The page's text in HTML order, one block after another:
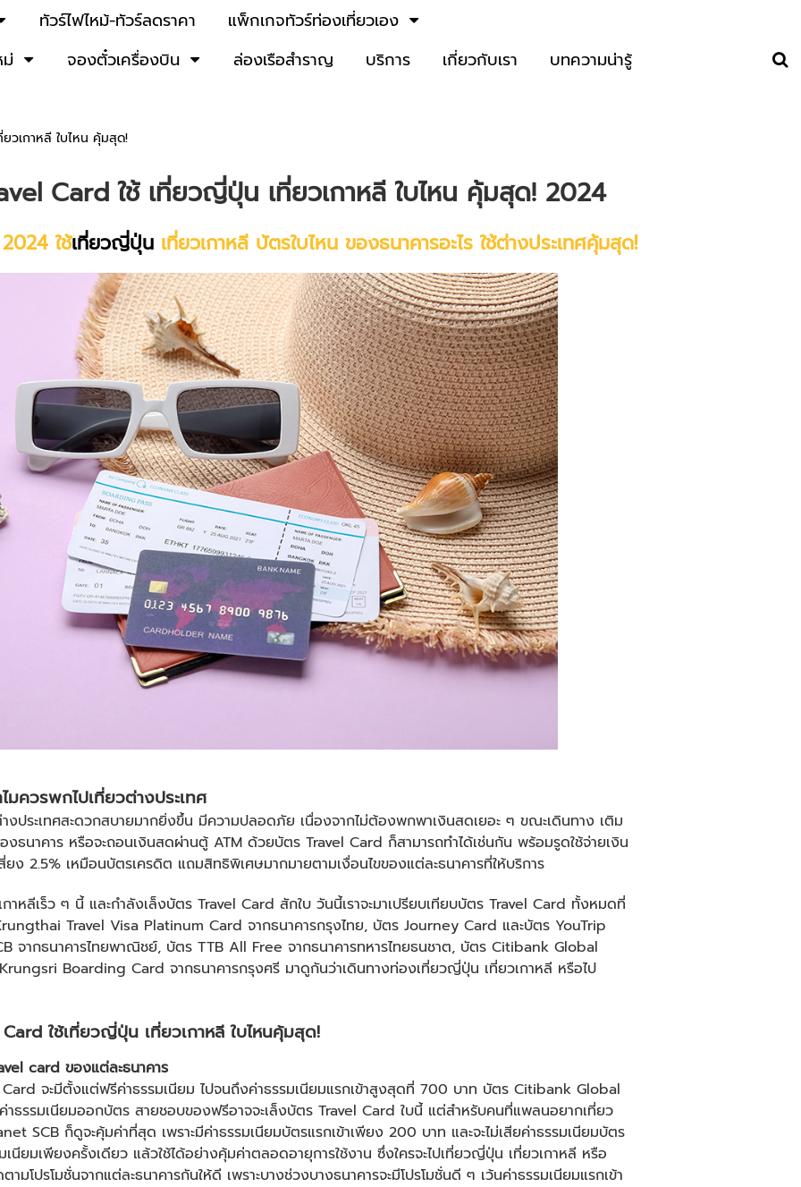
ทัวร์ไฟไหม้-ทัวร์ลดราคา
แพ็กเกจทัวร์ท่องเที่ยวเอง
ม่
จองตั๋วเครื่องบิน ล่องเรือสำราญ บริการ เกี่ยวกับเรา
บทความน่ารู้
วเกาหลี ใบไหน คุ้มสุด!
Card ใช้ เที่ยวญี่ปุ่น เที่ยวเกาหลี ใบไหน คุ้มสุด! 2024
ใช้เที่ยวญี่ปุ่น เที่ยวเกาหลี บัตรใบไหน ของธนาคารอะไร ใช้ต่างประเทศคุ้มสุด!
ควรพกไปเที่ยวต่างประเทศ
งประเทศสะดวกสบายมากยิ่งขึ้น มีความปลอดภัย เนื่องจากไม่ต้องพกพาเงินสดเยอะ ๆ ขณะเดินทาง เติม
ธนาคาร หรือจะถอนเงินสดผ่านตู้ ATM ด้วยบัตร Travel Card ก็สามารถทำได้เช่นกัน พร้อมรูดใช้จ่ายเงิน
ยง 2.5% เหมือนบัตรเครดิต แถมสิทธิพิเศษมากมายตามเงื่อนไขของแต่ละธนาคารที่ให้บริการ
กาหลีเร็ว ๆ นี้ และกำลังเล็งบัตร Travel Card สักใบ วันนี้เราจะมาเปรียบเทียบบัตร Travel Card ทั้งหมดที่
Travel Visa Platinum Card จากธนาคารกรุงไทย, บัตร Journey Card และบัตร YouTrip
จากธนาคารไทยพาณิชย์, บัตร TTB All Free จากธนาคารทหารไทยธนชาต, บัตร Citibank Global
Boarding Card จากธนาคารกรุงศรี มาดูกันว่าเดินทางท่องเที่ยวญี่ปุ่น เที่ยวเกาหลี หรือไป
ใช้เที่ยวญี่ปุ่น เที่ยวเกาหลี ใบไหนคุ้มสุด!
card ของแต่ละธนาคาร
Card จะมีตั้งแต่ฟรีค่าธรรมเนียม ไปจนถึงค่าธรรมเนียมแรกเข้าสูงสุดที่ 700 บาท บัตร Citibank Global
าธรรมเนียมออกบัตร สายชอบของฟรีอาจจะเล็งบัตร Travel Card ใบนี้ แต่สำหรับคนที่แพลนอยากเที่ยว
SCB ก็ดูจะคุ้มค่าที่สุด เพราะมีค่าธรรมเนียมบัตรแรกเข้าเพียง 200 บาท และจะไม่เสียค่าธรรมเนียมบัตร
นียมเพียงครั้งเดียว แล้วใช้ได้อย่างคุ้มค่าตลอดอายุการใช้งาน ซึ่งใครจะไปเที่ยวญี่ปุ่น เที่ยวเกาหลี หรือ
มโปรโมชั่นจากแต่ละธนาคารกันให้ดี เพราะบางช่วงบางธนาคารจะมีโปรโมชั่นดี ๆ เว้นค่าธรรมเนียมแรกเข้า